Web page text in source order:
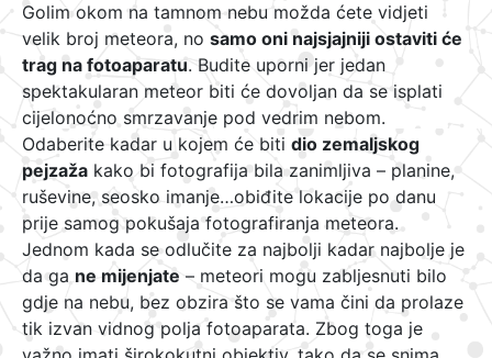
Golim okom na tamnom nebu možda ćete vidjeti
velik broj meteora, no samo oni najsjajniji ostaviti će
trag na fotoaparatu. Budite uporni jer jedan
spektakularan meteor biti će dovoljan da se isplati
cijelonoćno smrzavanje pod vedrim nebom.
Odaberite kadar u kojem će biti dio zemaljskog
pejzaža kako bi fotografija bila zanimljiva – planine,
ruševine, seosko imanje…obiđite lokacije po danu
prije samog pokušaja fotografiranja meteora.
Jednom kada se odlučite za najbolji kadar najbolje je
da ga ne mijenjate – meteori mogu zabljesnuti bilo
gdje na nebu, bez obzira što se vama čini da prolaze
tik izvan vidnog polja fotoaparata. Zbog toga je